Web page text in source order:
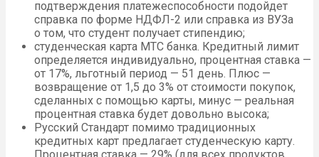
подтверждения платежеспособности подойдет
справка по форме НДФЛ-2 или справка из ВУЗа
о том, что студент получает стипендию;
студенческая карта МТС банка. Кредитный лимит
определяется индивидуально, процентная ставка —
от 17%, льготный период — 51 день. Плюс —
возвращение от 1,5 до 3% от стоимости покупок,
сделанных с помощью карты, минус — реальная
процентная ставка будет довольно высока;
Русский Стандарт помимо традиционных
кредитных карт предлагает студенческую карту.